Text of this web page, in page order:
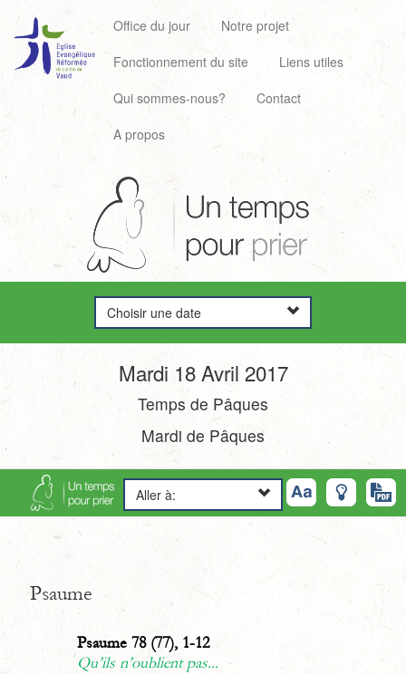
Office du jour
Notre projet
Fonctionnement du site
Liens utiles
Qui sommes-nous?
Contact
A propos
Choisir une date
Mardi 18 Avril 2017
Temps de Pâques
Mardi de Pâques
Aller à:
Psaume
Psaume 78 (77), 1-12
Qu’ils n’oublient pas...